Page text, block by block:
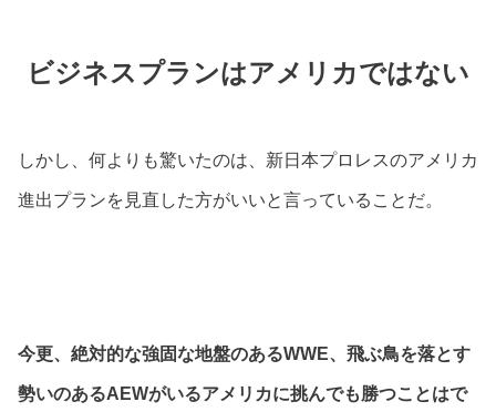
ビジネスプランはアメリカではない
しかし、何よりも驚いたのは、新日本プロレスのアメリカ
進出プランを見直した方がいいと言っていることだ。
今更、絶対的な強固な地盤のあるWWE、飛ぶ鳥を落とす
勢いのあるAEWがいるアメリカに挑んでも勝つことはで